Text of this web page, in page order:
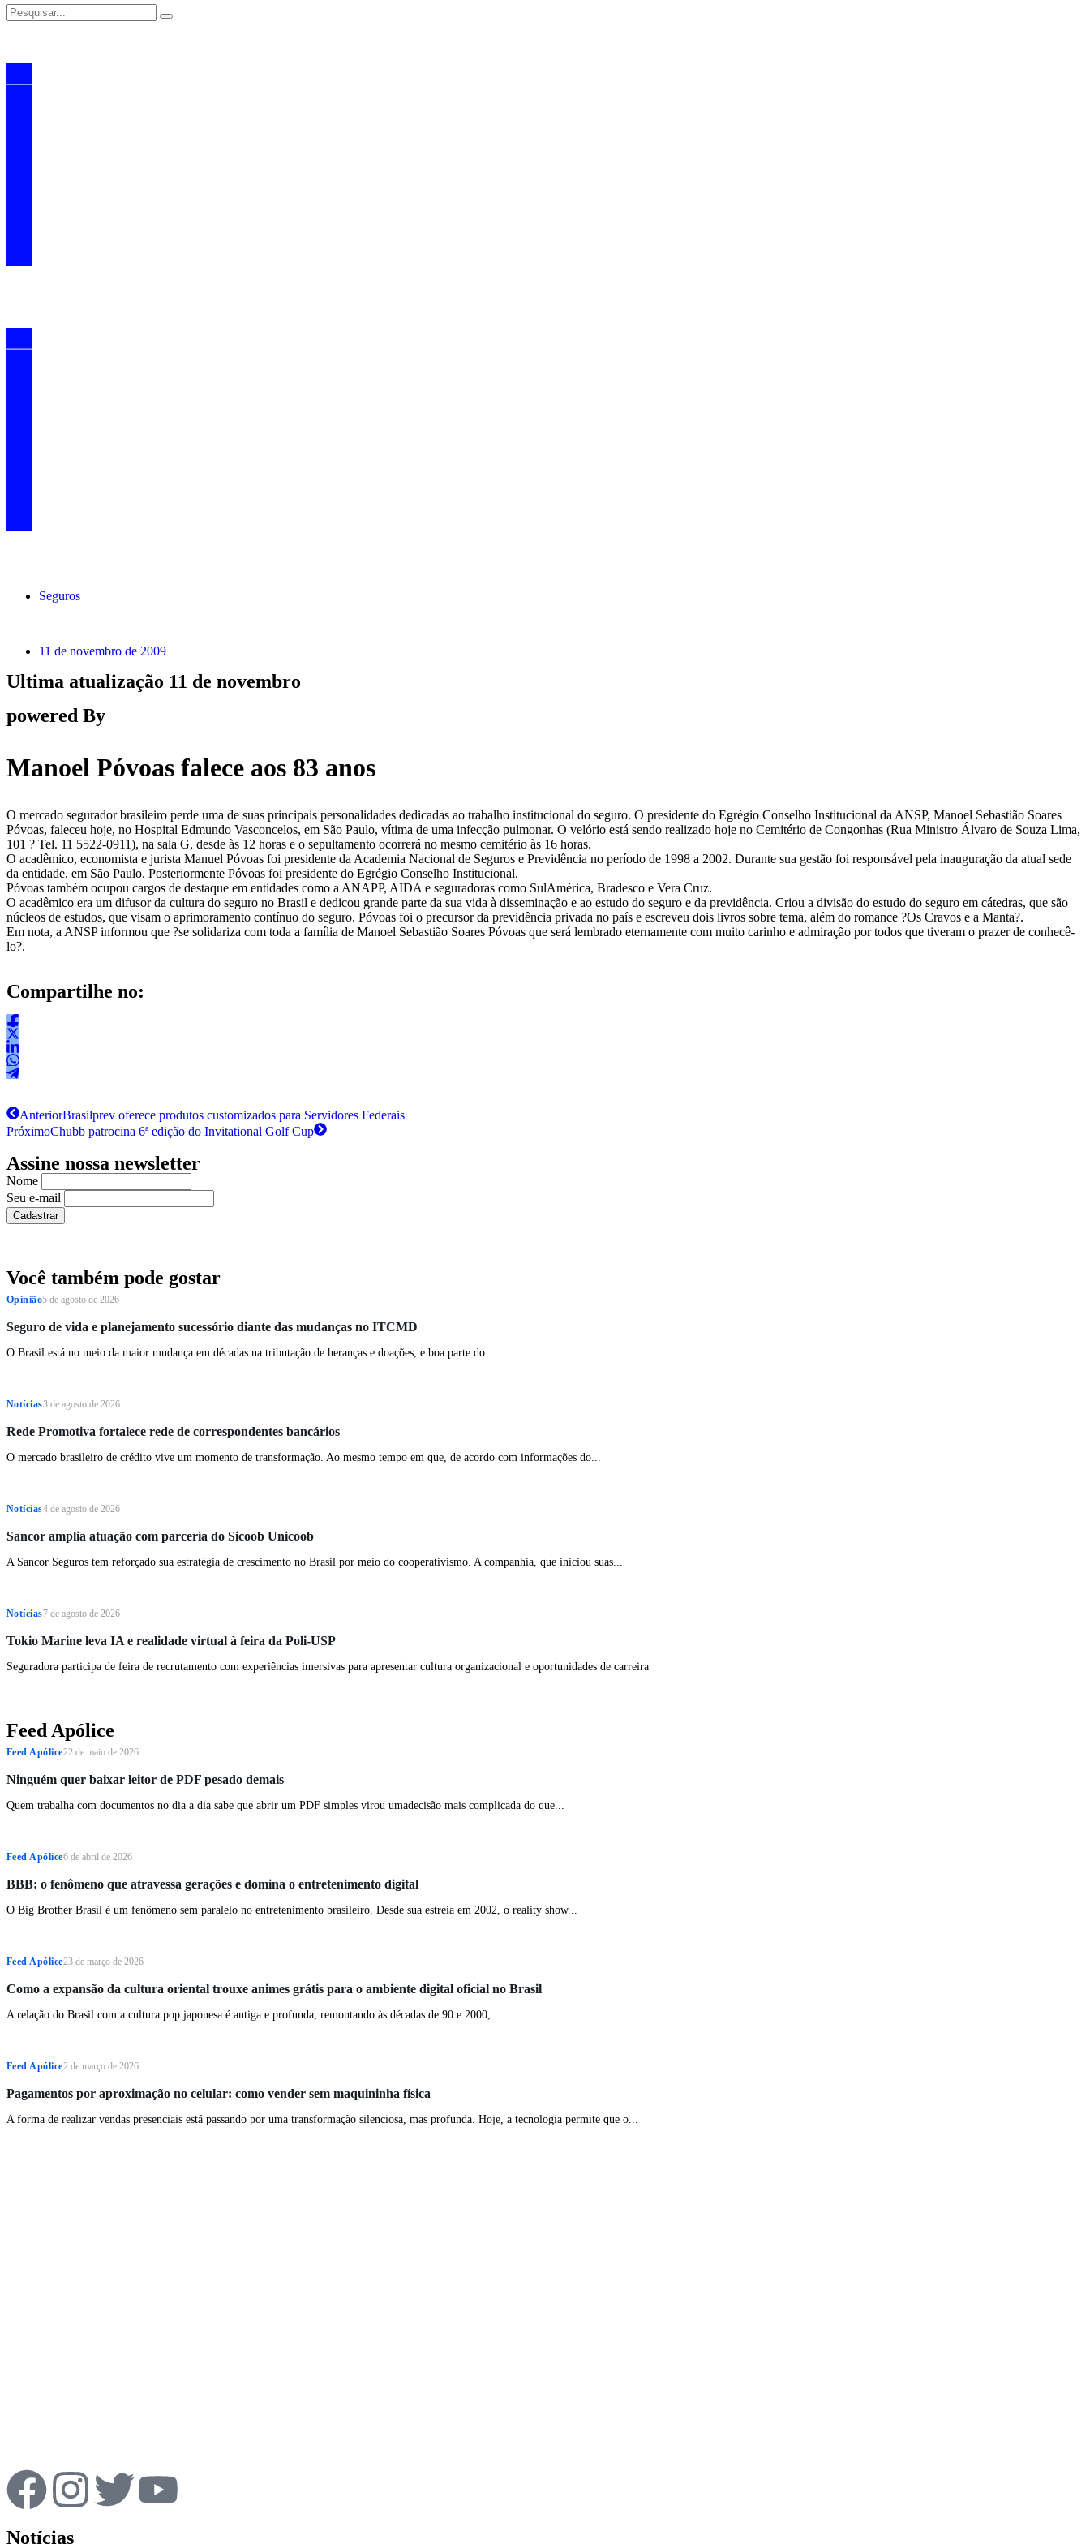
Seguros
11 de novembro de 2009
Ultima atualização 11 de novembro
powered By
Manoel Póvoas falece aos 83 anos
O mercado segurador brasileiro perde uma de suas principais personalidades dedicadas ao trabalho institucional do seguro. O presidente do Egrégio Conselho Institucional da ANSP, Manoel Sebastião Soares
Póvoas, faleceu hoje, no Hospital Edmundo Vasconcelos, em São Paulo, vítima de uma infecção pulmonar. O velório está sendo realizado hoje no Cemitério de Congonhas (Rua Ministro Álvaro de Souza Lima,
101 ? Tel. 11 5522-0911), na sala G, desde às 12 horas e o sepultamento ocorrerá no mesmo cemitério às 16 horas.
O acadêmico, economista e jurista Manuel Póvoas foi presidente da Academia Nacional de Seguros e Previdência no período de 1998 a 2002. Durante sua gestão foi responsável pela inauguração da atual sede
da entidade, em São Paulo. Posteriormente Póvoas foi presidente do Egrégio Conselho Institucional.
Póvoas também ocupou cargos de destaque em entidades como a ANAPP, AIDA e seguradoras como SulAmérica, Bradesco e Vera Cruz.
O acadêmico era um difusor da cultura do seguro no Brasil e dedicou grande parte da sua vida à disseminação e ao estudo do seguro e da previdência. Criou a divisão do estudo do seguro em cátedras, que são
núcleos de estudos, que visam o aprimoramento contínuo do seguro. Póvoas foi o precursor da previdência privada no país e escreveu dois livros sobre tema, além do romance ?Os Cravos e a Manta?.
Em nota, a ANSP informou que ?se solidariza com toda a família de Manoel Sebastião Soares Póvoas que será lembrado eternamente com muito carinho e admiração por todos que tiveram o prazer de conhecê-
lo?.
Compartilhe no:
AnteriorBrasilprev oferece produtos customizados para Servidores Federais
PróximoChubb patrocina 6ª edição do Invitational Golf Cup
Assine nossa newsletter
Nome
Seu e-mail
Você também pode gostar
Opinião5 de agosto de 2026
Seguro de vida e planejamento sucessório diante das mudanças no ITCMD
O Brasil está no meio da maior mudança em décadas na tributação de heranças e doações, e boa parte do...
Notícias3 de agosto de 2026
Rede Promotiva fortalece rede de correspondentes bancários
O mercado brasileiro de crédito vive um momento de transformação. Ao mesmo tempo em que, de acordo com informações do...
Notícias4 de agosto de 2026
Sancor amplia atuação com parceria do Sicoob Unicoob
A Sancor Seguros tem reforçado sua estratégia de crescimento no Brasil por meio do cooperativismo. A companhia, que iniciou suas...
Notícias7 de agosto de 2026
Tokio Marine leva IA e realidade virtual à feira da Poli-USP
Seguradora participa de feira de recrutamento com experiências imersivas para apresentar cultura organizacional e oportunidades de carreira
Feed Apólice
Feed Apólice22 de maio de 2026
Ninguém quer baixar leitor de PDF pesado demais
Quem trabalha com documentos no dia a dia sabe que abrir um PDF simples virou umadecisão mais complicada do que...
Feed Apólice6 de abril de 2026
BBB: o fenômeno que atravessa gerações e domina o entretenimento digital
O Big Brother Brasil é um fenômeno sem paralelo no entretenimento brasileiro. Desde sua estreia em 2002, o reality show...
Feed Apólice23 de março de 2026
Como a expansão da cultura oriental trouxe animes grátis para o ambiente digital oficial no Brasil
A relação do Brasil com a cultura pop japonesa é antiga e profunda, remontando às décadas de 90 e 2000,...
Feed Apólice2 de março de 2026
Pagamentos por aproximação no celular: como vender sem maquininha física
A forma de realizar vendas presenciais está passando por uma transformação silenciosa, mas profunda. Hoje, a tecnologia permite que o...
Notícias